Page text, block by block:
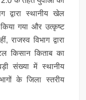
द्वारा स्थानीय खेल
गया और उत्कृष्ट
राजस्व विभाग द्वारा
किसान किताब का
संख्या में स्थानीय
के जिला स्तरीय